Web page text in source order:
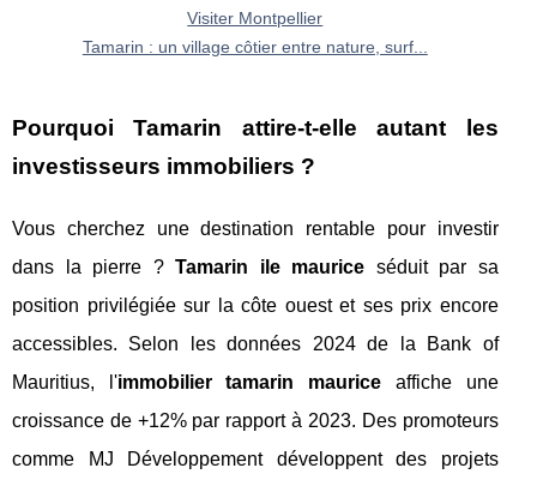
Visiter Montpellier
Tamarin : un village côtier entre nature, surf...
Pourquoi Tamarin attire-t-elle autant les
investisseurs immobiliers ?
Vous cherchez une destination rentable pour investir
dans la pierre ?Tamarin ile maurice séduit par sa
position privilégiée sur la côte ouest et ses prix encore
accessibles. Selon les données 2024 de la Bank of
Mauritius, l'immobilier tamarin maurice affiche une
croissance de +12% par rapport à 2023. Des promoteurs
comme MJ Développement développent des projets